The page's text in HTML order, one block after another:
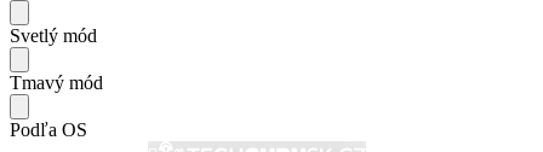
Svetlý mód
Tmavý mód
Podľa OS